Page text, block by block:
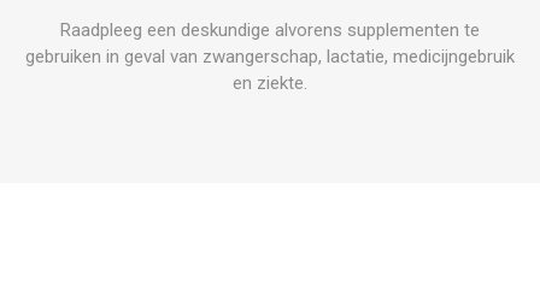
Raadpleeg een deskundige alvorens supplementen te
gebruiken in geval van zwangerschap, lactatie, medicijngebruik
en ziekte.